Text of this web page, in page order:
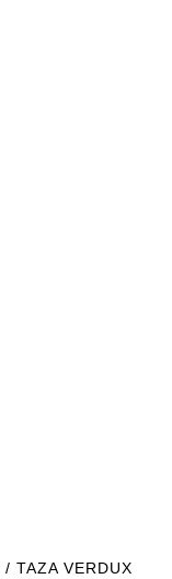
/ TAZA VERDUX